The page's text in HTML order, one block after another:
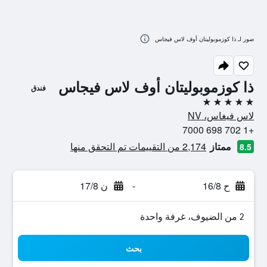
ذا كوزموبوليتان أوف لاس فيجاس فندق
5 نجوم
لاس فيغاس، NV
+1 702 698 7000
8.5 ممتاز 2,174 من التقييمات تم التحقق منها
ح 16/8 - ن 17/8
2 من الضيوف، غرفة واحدة
بحث
صور لـ ذا كوزموبوليتان أوف لاس فيجاس